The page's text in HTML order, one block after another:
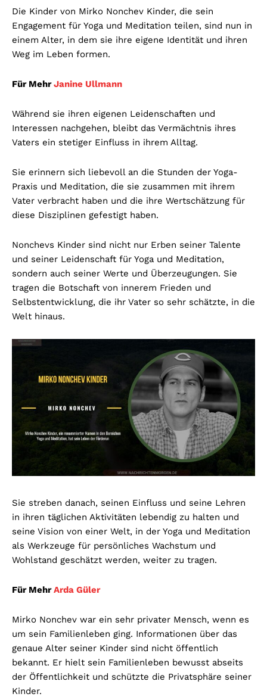
Die Kinder von Mirko Nonchev Kinder, die sein
Engagement für Yoga und Meditation teilen, sind nun in
einem Alter, in dem sie ihre eigene Identität und ihren
Weg im Leben formen.
Für MehrJanine Ullmann
Während sie ihren eigenen Leidenschaften und
Interessen nachgehen, bleibt das Vermächtnis ihres
Vaters ein stetiger Einfluss in ihrem Alltag.
Sie erinnern sich liebevoll an die Stunden der Yoga-
Praxis und Meditation, die sie zusammen mit ihrem
Vater verbracht haben und die ihre Wertschätzung für
diese Disziplinen gefestigt haben.
Nonchevs Kinder sind nicht nur Erben seiner Talente
und seiner Leidenschaft für Yoga und Meditation,
sondern auch seiner Werte und Überzeugungen. Sie
tragen die Botschaft von innerem Frieden und
Selbstentwicklung, die ihr Vater so sehr schätzte, in die
Welt hinaus.
Sie streben danach, seinen Einfluss und seine Lehren
in ihren täglichen Aktivitäten lebendig zu halten und
seine Vision von einer Welt, in der Yoga und Meditation
als Werkzeuge für persönliches Wachstum und
Wohlstand geschätzt werden, weiter zu tragen.
Für MehrArda Güler
Mirko Nonchev war ein sehr privater Mensch, wenn es
um sein Familienleben ging. Informationen über das
genaue Alter seiner Kinder sind nicht öffentlich
bekannt. Er hielt sein Familienleben bewusst abseits
der Öffentlichkeit und schützte die Privatsphäre seiner
Kinder.